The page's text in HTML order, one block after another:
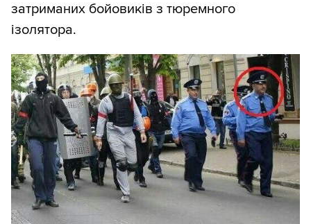
затриманих бойовиків з тюремного
ізолятора.